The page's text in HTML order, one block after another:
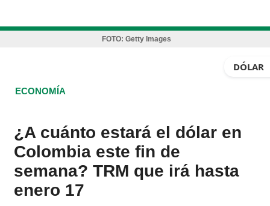
FOTO: Getty Images
DÓLAR
ECONOMÍA
¿A cuánto estará el dólar en
Colombia este fin de
semana? TRM que irá hasta
enero 17